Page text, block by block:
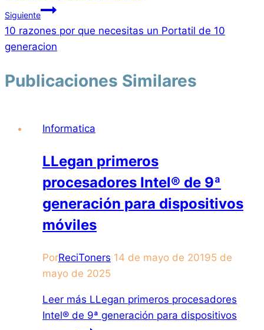
Siguiente
10 razones por que necesitas un Portatil de 10
generacion
Publicaciones Similares
Informatica
LLegan primeros
procesadores Intel® de 9ª
generación para dispositivos
móviles
PorReciToners 14 de mayo de 20195 de
mayo de 2025
Leer más LLegan primeros procesadores
Intel® de 9ª generación para dispositivos